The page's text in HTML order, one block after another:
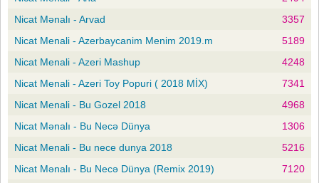
Nicat Mənalı - Arvad
3357
Nicat Menali - Azerbaycanim Menim 2019.m
5189
Nicat Menali - Azeri Mashup
4248
Nicat Menali - Azeri Toy Popuri ( 2018 MİX)
7341
Nicat Menali - Bu Gozel 2018
4968
Nicat Mənalı - Bu Necə Dünya
1306
Nicat Menali - Bu nece dunya 2018
5216
Nicat Mənalı - Bu Necə Dünya (Remix 2019)
7120